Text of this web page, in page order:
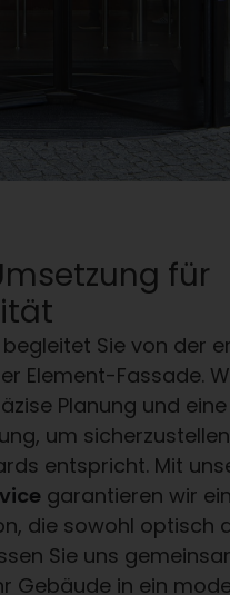
für
Sie von der
Element-Fassade.
Planung und eine
um
entspricht. Mit
garantieren wir
die sowohl optisch
Sie uns
Gebäude in ein